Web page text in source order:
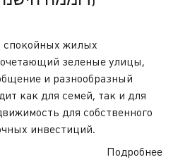
спокойных жилых
зеленые улицы,
и разнообразный
как для семей, так и для
для собственного
инвестиций.
Подробнее